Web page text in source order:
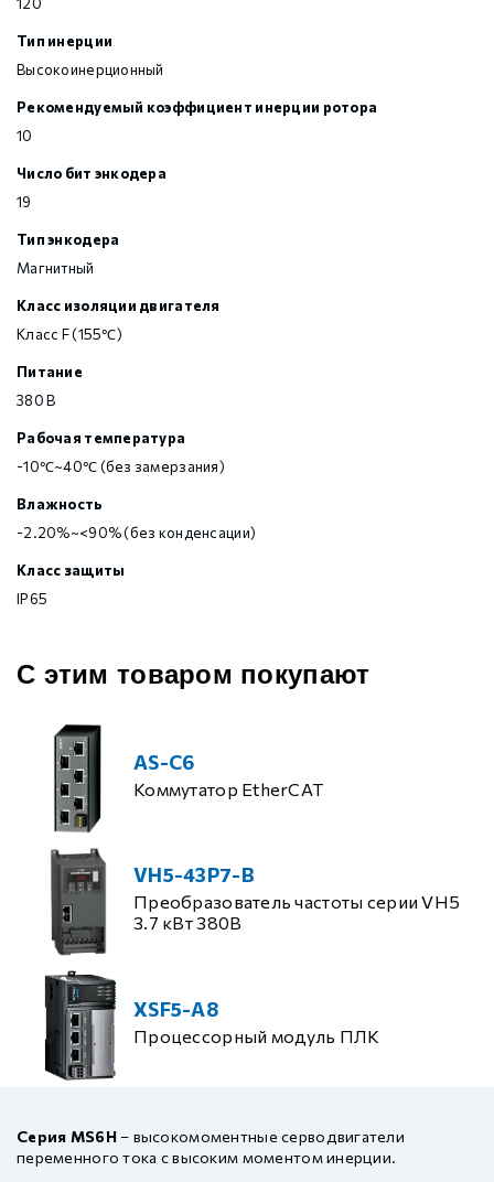
Тип инерции
Высокоинерционный
Рекомендуемый коэффициент инерции ротора
10
Число бит энкодера
19
Тип энкодера
Магнитный
Класс изоляции двигателя
Класс F (155℃)
Питание
380 В
Рабочая температура
-10℃~40℃ (без замерзания)
Влажность
-2.20%~<90% (без конденсации)
Класс защиты
IP65
С этим товаром покупают
AS-C6
Коммутатор EtherCAT
VH5-43P7-B
Преобразователь частоты серии VH5
3.7 кВт 380В
XSF5-A8
Процессорный модуль ПЛК
Серия MS6H– высокомоментные серводвигатели
переменного тока с высоким моментом инерции.